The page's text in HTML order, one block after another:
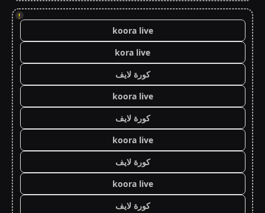
!
koora live
kora live
كورة لايف
koora live
كورة لايف
koora live
كورة لايف
koora live
كورة لايف